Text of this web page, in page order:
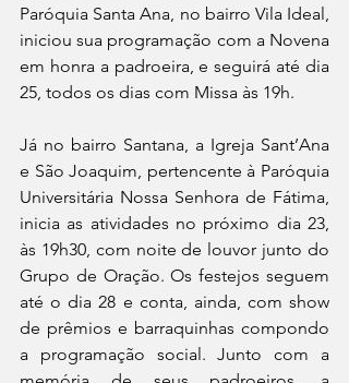
Paróquia Santa Ana, no bairro Vila Ideal,
iniciou sua programação com a Novena
em honra a padroeira, e seguirá até dia
25, todos os dias com Missa às 19h.
Já no bairro Santana, a Igreja Sant’Ana
e São Joaquim, pertencente à Paróquia
Universitária Nossa Senhora de Fátima,
inicia as atividades no próximo dia 23,
às 19h30, com noite de louvor junto do
Grupo de Oração. Os festejos seguem
até o dia 28 e conta, ainda, com show
de prêmios e barraquinhas compondo
a programação social. Junto com a